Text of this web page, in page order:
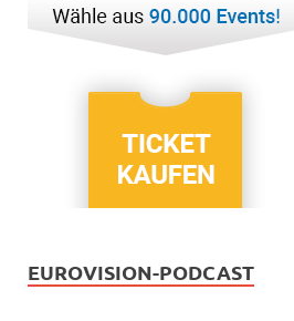
EUROVISION-PODCAST